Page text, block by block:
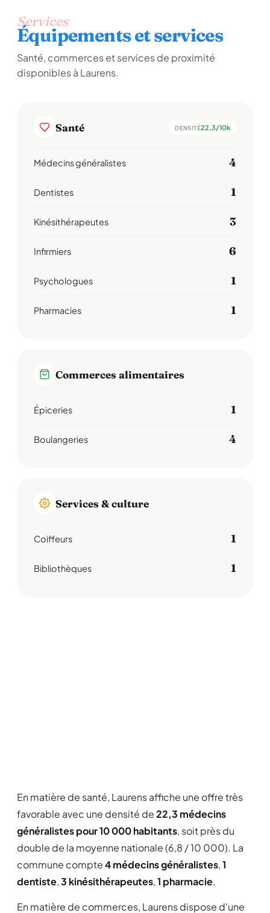
Services
Équipements et services
Santé, commerces et services de proximité
disponibles à Laurens.
Santé DENSITÉ22,3/10k
Médecins généralistes 4
Dentistes 1
Kinésithérapeutes 3
Infirmiers 6
Psychologues 1
Pharmacies 1
Commerces alimentaires
Épiceries 1
Boulangeries 4
Services & culture
Coiffeurs 1
Bibliothèques 1
En matière de santé, Laurens affiche une offre très
favorable avec une densité de22,3 médecins
généralistes pour 10 000 habitants, soit près du
double de la moyenne nationale (6,8 / 10 000). La
commune compte4 médecins généralistes,1
dentiste,3 kinésithérapeutes,1 pharmacie.
En matière de commerces, Laurens dispose d'une